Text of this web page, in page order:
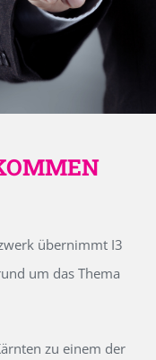
übernimmt I3
um das Thema
zu einem der